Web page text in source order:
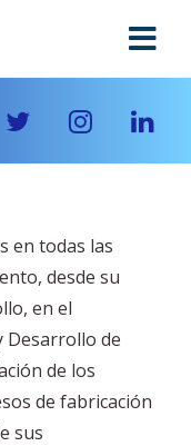
en todas las
desde su
en el
Desarrollo de
de los
de fabricación
sus